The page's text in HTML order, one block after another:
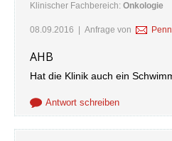
Klinischer Fachbereich: Onkologie
08.09.2016 | Anfrage von
AHB
Hat die Klinik auch ein
Antwort schreiben